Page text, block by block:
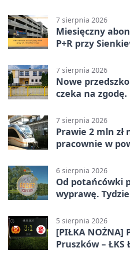
7 sierpnia 2026
Miesięczny
P+R przy
7 sierpnia 2026
Nowe
czeka na zgodę.
7 sierpnia 2026
Prawie 2 mln zł
pracownie w
6 sierpnia 2026
Od potańcówki
wyprawę.
5 sierpnia 2026
[PIŁKA NOŻNA]
Pruszków – ŁKS